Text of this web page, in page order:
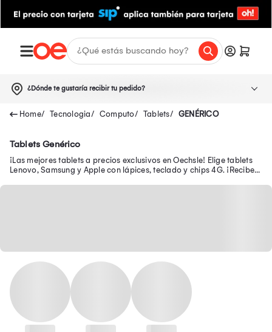
¿Dónde te gustaría recibir tu pedido?
Tecnologia Computo Tablets GENÉRICO
Tablets Genérico
¡Las mejores tablets a precios exclusivos en Oechsle! Elige tablets
Lenovo, Samsung y Apple con lápices, teclado y chips 4G. ¡Recibe